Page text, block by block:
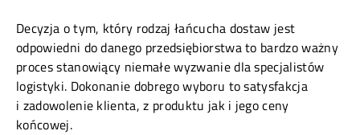
Decyzja o tym, który rodzaj łańcucha dostaw jest
odpowiedni do danego przedsiębiorstwa to bardzo ważny
proces stanowiący niemałe wyzwanie dla specjalistów
logistyki. Dokonanie dobrego wyboru to satysfakcja
i zadowolenie klienta, z produktu jak i jego ceny
końcowej.